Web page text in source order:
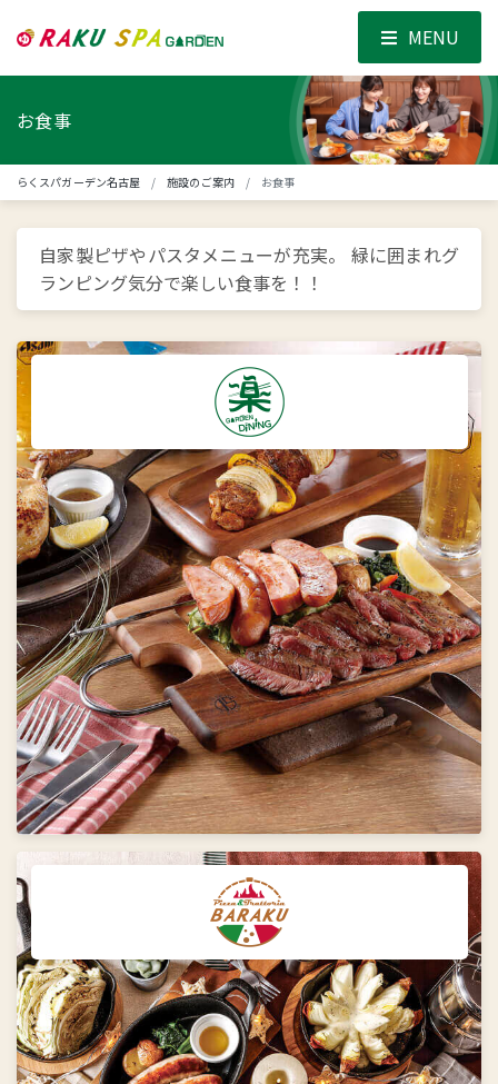
お食事
らくスパガーデン名古屋 施設のご案内 お食事
自家製ピザやパスタメニューが充実。
緑に囲まれグ
ランピング気分で楽しい食事を！！
MENU